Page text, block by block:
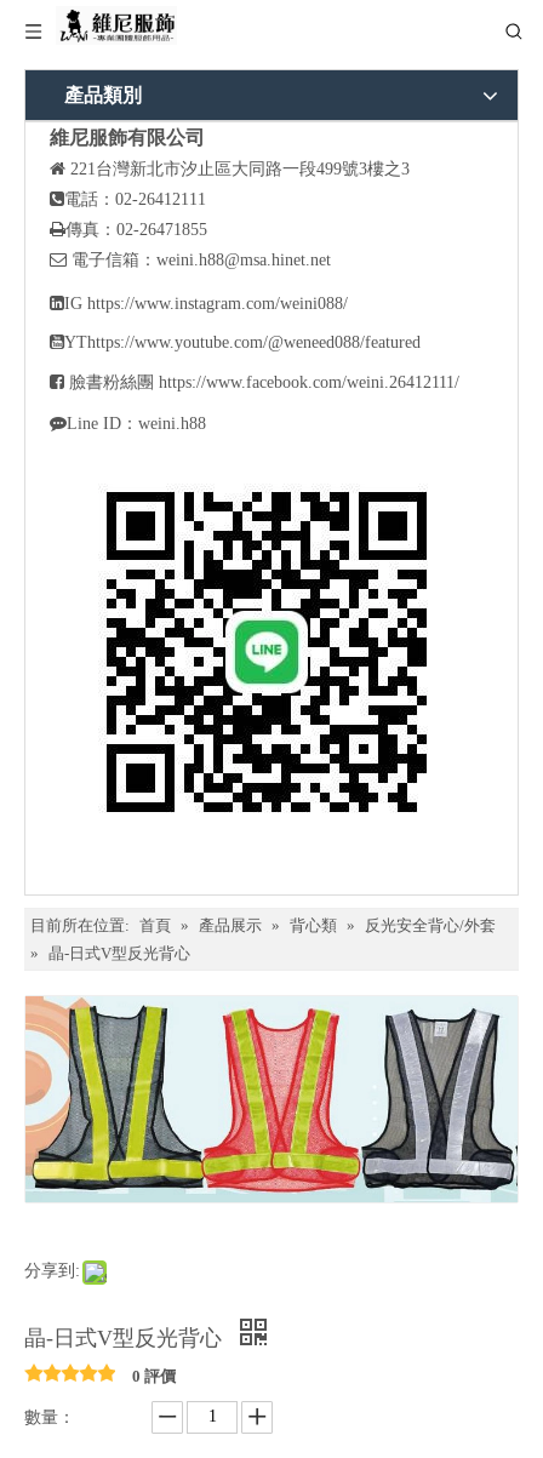
產品類別
維尼服飾有限公司
 221台灣新北市汐止區大同路一段499號3樓之3
電話：02-26412111
傳真：02-26471855
 電子信箱： weini.h88@msa.hinet.net
IG https://www.instagram.com/weini088/
YThttps://www.youtube.com/@weneed088/featured
 臉書粉絲團 https://www.facebook.com/weini.26412111/
Line ID：weini.h88
目前所在位置: 首頁 » 產品展示 » 背心類 »
反光安全背心/外套
» 晶-日式V型反光背心
分享到:
晶-日式V型反光背心
0 評價
數量：